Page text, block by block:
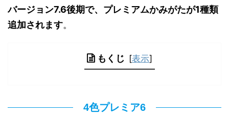
バージョン7.6後期で、プレミアムかみがたが1種類
追加されます。
もくじ [表示]
4色プレミア6